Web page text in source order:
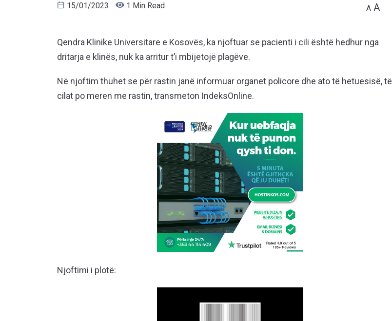
15/01/2023 1 Min Read A A
Qendra Klinike Universitare e Kosovës, ka njoftuar se pacienti i cili është hedhur nga
dritarja e klinës, nuk ka arritur t’i mbijetojë plagëve.
Në njoftim thuhet se për rastin janë informuar organet policore dhe ato të hetuesisë, të
cilat po meren me rastin, transmeton IndeksOnline.
Njoftimi i plotë: